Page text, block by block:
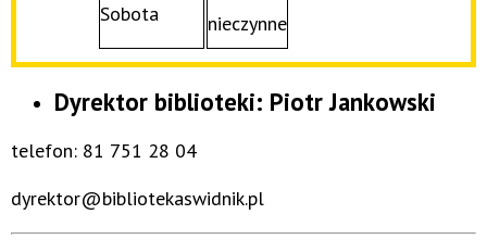
Sobota nieczynne
Dyrektor biblioteki: Piotr Jankowski
telefon: 81 751 28 04
dyrektor@bibliotekaswidnik.pl